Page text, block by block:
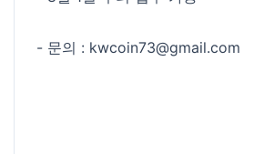
- 문의 : kwcoin73@gmail.com